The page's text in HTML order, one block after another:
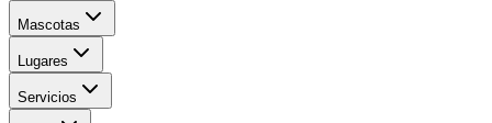
Mascotas
Lugares
Servicios